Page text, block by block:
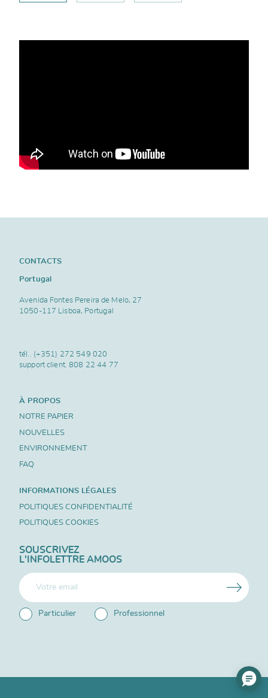
CONTACTS
Portugal
Avenida Fontes Pereira de Melo, 27
1050-117 Lisboa, Portugal
tél.. (+351) 272 549 020
support client.808 22 44 77
À PROPOS
NOTRE PAPIER
NOUVELLES
ENVIRONNEMENT
FAQ
INFORMATIONS LÉGALES
POLITIQUES CONFIDENTIALITÉ
POLITIQUES COOKIES
SOUSCRIVEZ
L'INFOLETTRE AMOOS
Particulier Professionnel